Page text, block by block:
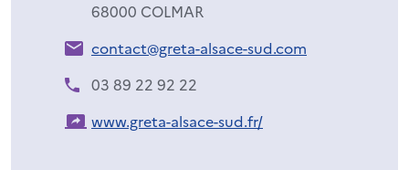
68000 COLMAR
contact@greta-alsace-sud.com
03 89 22 92 22
www.greta-alsace-sud.fr/